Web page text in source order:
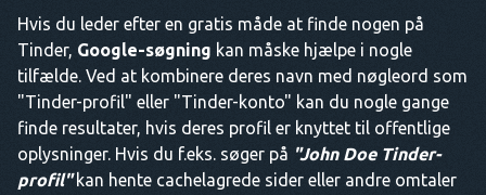
Hvis du leder efter en gratis måde at finde nogen på
Tinder, Google-søgning kan måske hjælpe i nogle
tilfælde. Ved at kombinere deres navn med nøgleord som
"Tinder-profil" eller "Tinder-konto" kan du nogle gange
finde resultater, hvis deres profil er knyttet til offentlige
oplysninger. Hvis du f.eks. søger på "John Doe Tinder-
profil"kan hente cachelagrede sider eller andre omtaler